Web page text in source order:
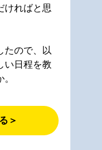
ければと思
たので、以
い日程を教
＞